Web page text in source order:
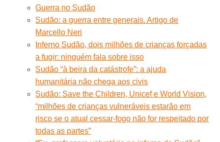
Guerra no Sudão
Sudão: a guerra entre generais. Artigo de
Marcello Neri
Inferno Sudão, dois milhões de crianças forçadas
a fugir: ninguém fala sobre isso
Sudão “à beira da catástrofe”: a ajuda
humanitária não chega aos civis
Sudão: Save the Children, Unicef e World Vision,
“milhões de crianças vulneráveis estarão em
risco se o atual cessar-fogo não for respeitado por
todas as partes”